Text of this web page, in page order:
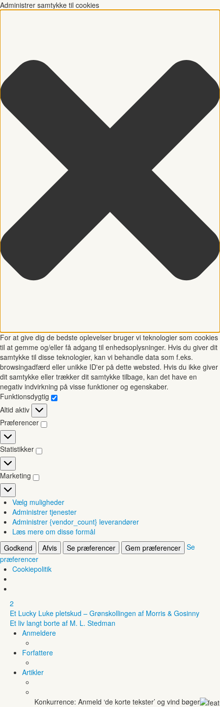
Administrer samtykke til cookies
For at give dig de bedste oplevelser bruger vi teknologier som cookies
til at gemme og/eller få adgang til enhedsoplysninger. Hvis du giver dit
samtykke til disse teknologier, kan vi behandle data som f.eks.
browsingadfærd eller unikke ID'er på dette websted. Hvis du ikke giver
dit samtykke eller trækker dit samtykke tilbage, kan det have en
negativ indvirkning på visse funktioner og egenskaber.
Funktionsdygtig
Funktionsdygtig
Altid aktiv
Præferencer
Præferencer
Statistikker
Statistikker
Marketing
Marketing
Vælg muligheder
Administrer tjenester
Administrer {vendor_count} leverandører
Læs mere om disse formål
Godkend
Afvis Se præferencer Gem præferencer Se
præferencer
Cookiepolitik
2
Et Lucky Luke pletskud – Grønskollingen af Morris & Gosinny
Et liv langt borte af M. L. Stedman
Anmeldere
Forfattere
Artikler
Konkurrence: Anmeld ‘de korte tekster’ og vind bøger